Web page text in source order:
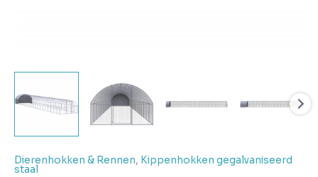
Dierenhokken & Rennen, Kippenhokken gegalvaniseerd
staal